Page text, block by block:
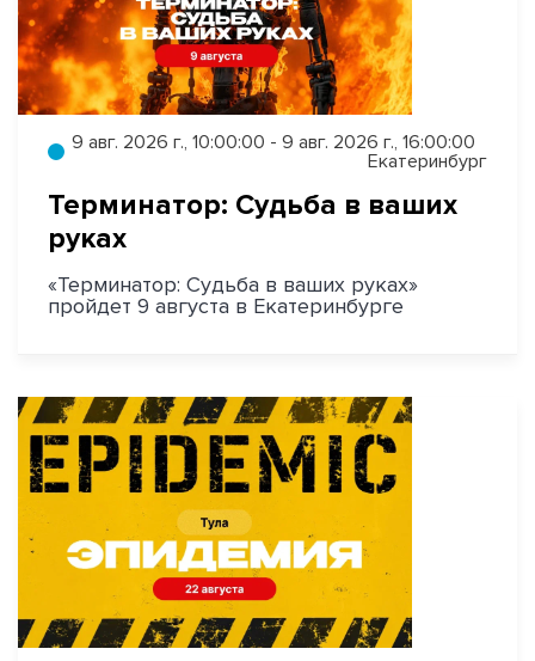
9 авг. 2026 г., 10:00:00 - 9 авг. 2026 г., 16:00:00
Екатеринбург
Терминатор: Судьба в ваших
руках
«Терминатор: Судьба в ваших руках»
пройдет 9 августа в Екатеринбурге